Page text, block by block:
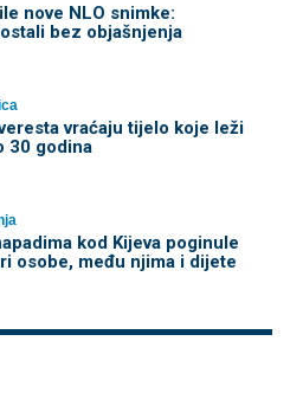
nove NLO snimke:
bez objašnjenja
vraćaju tijelo koje leži
30 godina
kod Kijeva poginule
osobe, među njima i dijete